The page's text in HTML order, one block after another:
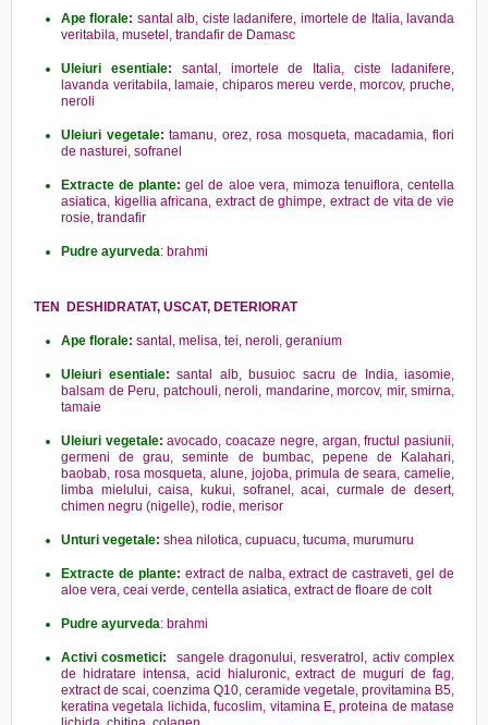
Ape florale: santal alb, ciste ladanifere, imortele de Italia, lavanda
veritabila, musetel, trandafir de Damasc
Uleiuri esentiale: santal, imortele de Italia, ciste ladanifere,
lavanda veritabila, lamaie, chiparos mereu verde, morcov, pruche,
neroli
Uleiuri vegetale:tamanu, orez, rosa mosqueta, macadamia, flori
de nasturei, sofranel
Extracte de plante: gel de aloe vera, mimoza tenuiflora, centella
asiatica, kigellia africana, extract de ghimpe, extract de vita de vie
rosie, trandafir
Pudre ayurveda: brahmi
TEN DESHIDRATAT, USCAT, DETERIORAT
Ape florale: santal, melisa, tei, neroli, geranium
Uleiuri esentiale: santal alb, busuioc sacru de India, iasomie,
balsam de Peru, patchouli, neroli, mandarine, morcov, mir, smirna,
tamaie
Uleiuri vegetale:avocado, coacaze negre, argan, fructul pasiunii,
germeni de grau, seminte de bumbac, pepene de Kalahari,
baobab, rosa mosqueta, alune, jojoba, primula de seara, camelie,
limba mielului, caisa, kukui, sofranel, acai, curmale de desert,
chimen negru (nigelle), rodie, merisor
Unturi vegetale: shea nilotica, cupuacu, tucuma, murumuru
Extracte de plante: extract de nalba, extract de castraveti, gel de
aloe vera, ceai verde, centella asiatica, extract de floare de colt
Pudre ayurveda: brahmi
Activi cosmetici: sangele dragonului, resveratrol, activ complex
de hidratare intensa, acid hialuronic, extract de muguri de fag,
extract de scai, coenzima Q10, ceramide vegetale, provitamina B5,
keratina vegetala lichida, fucoslim, vitamina E, proteina de matase